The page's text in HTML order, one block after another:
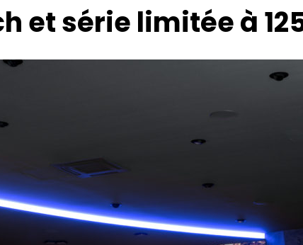
ch et série limitée à